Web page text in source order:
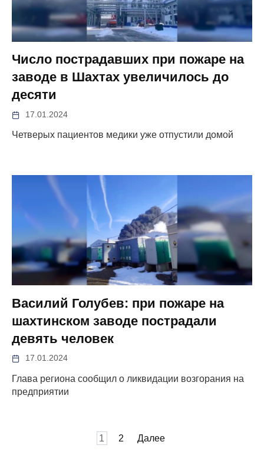
Число пострадавших при пожаре на
заводе в Шахтах увеличилось до
десяти
17.01.2024
Четверых пациентов медики уже отпустили домой
Василий Голубев: при пожаре на
шахтинском заводе пострадали
девять человек
17.01.2024
Глава региона сообщил о ликвидации возгорания на
предприятии
1 2 Далее